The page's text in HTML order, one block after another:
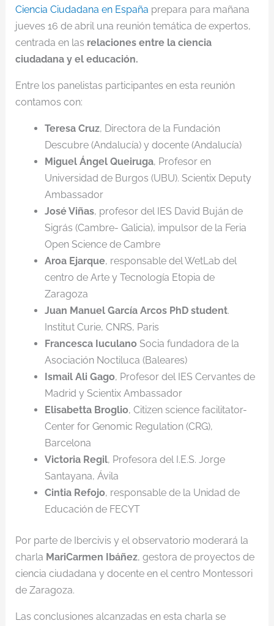
Ciencia Ciudadana en España prepara para mañana
jueves 16 de abril una reunión temática de expertos,
centrada en las relaciones entre la ciencia
ciudadana y el educación.
Entre los panelistas participantes en esta reunión
contamos con:
Teresa Cruz, Directora de la Fundación
Descubre (Andalucía) y docente (Andalucía)
Miguel Ángel Queiruga, Profesor en
Universidad de Burgos (UBU). Scientix Deputy
Ambassador
José Viñas, profesor del IES David Buján de
Sigrás (Cambre- Galicia), impulsor de la Feria
Open Science de Cambre
Aroa Ejarque, responsable del WetLab del
centro de Arte y Tecnología Etopia de
Zaragoza
Juan Manuel García Arcos PhD student.
Institut Curie, CNRS, Paris
Francesca IuculanoSocia fundadora de la
Asociación Noctiluca (Baleares)
Ismail Ali Gago, Profesor del IES Cervantes de
Madrid y Scientix Ambassador
Elisabetta Broglio, Citizen science facilitator-
Center for Genomic Regulation (CRG),
Barcelona
Victoria Regil, Profesora del I.E.S. Jorge
Santayana, Ávila
Cintia Refojo, responsable de la Unidad de
Educación de FECYT
Por parte de Ibercivis y el observatorio moderará la
charla MariCarmen Ibáñez, gestora de proyectos de
ciencia ciudadana y docente en el centro Montessori
de Zaragoza.
Las conclusiones alcanzadas en esta charla se